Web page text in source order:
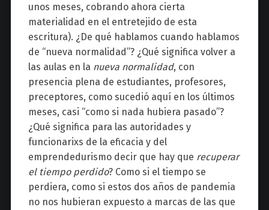
unos meses, cobrando ahora cierta
materialidad en el entretejido de esta
escritura). ¿De qué hablamos cuando hablamos
de “nueva normalidad”? ¿Qué significa volver a
las aulas en la nueva normalidad, con
presencia plena de estudiantes, profesores,
preceptores, como sucedió aquí en los últimos
meses, casi “como si nada hubiera pasado”?
¿Qué significa para las autoridades y
funcionarixs de la eficacia y del
emprendedurismo decir que hay que recuperar
el tiempo perdido? Como si el tiempo se
perdiera, como si estos dos años de pandemia
no nos hubieran expuesto a marcas de las que